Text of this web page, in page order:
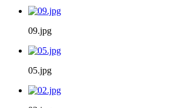
09.jpg
05.jpg